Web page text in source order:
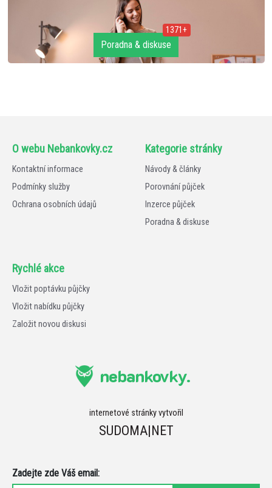
Poradna & diskuse
1371+
O webu Nebankovky.cz
Kontaktní informace
Podmínky služby
Ochrana osobních údajů
Kategorie stránky
Návody & články
Porovnání půjček
Inzerce půjček
Poradna & diskuse
Rychlé akce
Vložit poptávku půjčky
Vložit nabídku půjčky
Založit novou diskusi
nebankovky.
internetové stránky vytvořil
SUDOMA|NET
Zadejte zde Váš email: